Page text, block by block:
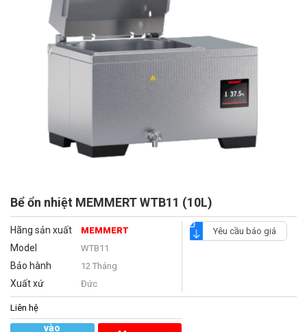
Bể ổn nhiệt MEMMERT WTB11 (10L)
Hãng sản xuất MEMMERT
Model WTB11
Bảo hành 12 Tháng
Xuất xứ Đức
Yêu cầu báo giá
Liên hệ
vào